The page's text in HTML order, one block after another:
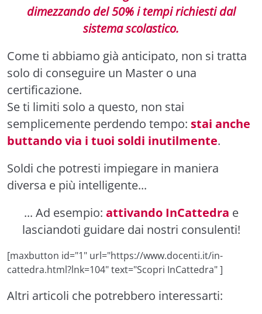
dimezzando del 50% i tempi richiesti dal
sistema scolastico.
Come ti abbiamo già anticipato, non si tratta
solo di conseguire un Master o una
certificazione.
Se ti limiti solo a questo, non stai
semplicemente perdendo tempo: stai anche
buttando via i tuoi soldi inutilmente.
Soldi che potresti impiegare in maniera
diversa e più intelligente...
... Ad esempio: attivando InCattedra e
lasciandoti guidare dai nostri consulenti!
[maxbutton id="1" url="https://www.docenti.it/in-
cattedra.html?lnk=104" text="Scopri InCattedra" ]
Altri articoli che potrebbero interessarti: